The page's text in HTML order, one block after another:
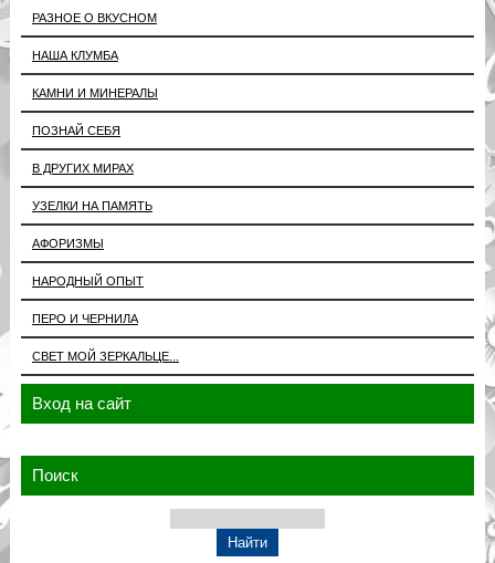
РАЗНОЕ О ВКУСНОМ
НАША КЛУМБА
КАМНИ И МИНЕРАЛЫ
ПОЗНАЙ СЕБЯ
В ДРУГИХ МИРАХ
УЗЕЛКИ НА ПАМЯТЬ
АФОРИЗМЫ
НАРОДНЫЙ ОПЫТ
ПЕРО И ЧЕРНИЛА
СВЕТ МОЙ ЗЕРКАЛЬЦЕ...
Вход на сайт
Поиск